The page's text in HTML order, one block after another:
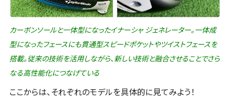
カーボンソールと一体型になったイナーシャ ジェネレーター。一体成
型になったフェースにも貫通型スピードポケットやツイストフェースを
搭載。従来の技術を活用しながら、新しい技術と融合させることでさら
なる高性能化につなげている
ここからは、それぞれのモデルを具体的に見てみよう！